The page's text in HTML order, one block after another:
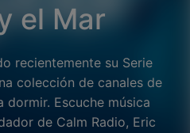
el Mar
recientemente su Serie
colección de canales de
dormir. Escuche música
de Calm Radio, Eric